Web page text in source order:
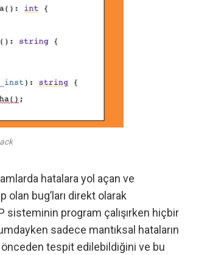
hatalara yol açan ve
olan bug’ları direkt olarak
sisteminin program çalışırken hiçbir
sadece mantıksal hataların
önceden tespit edilebildiğini ve bu